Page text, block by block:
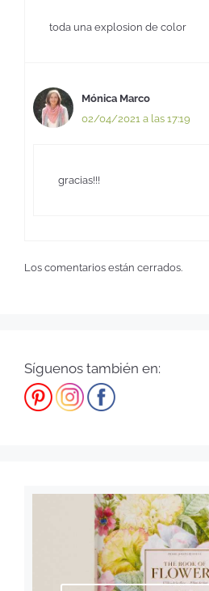
toda una explosion de color
Mónica Marco
02/04/2021 a las 17:19
gracias!!!
Los comentarios están cerrados.
Síguenos también en: